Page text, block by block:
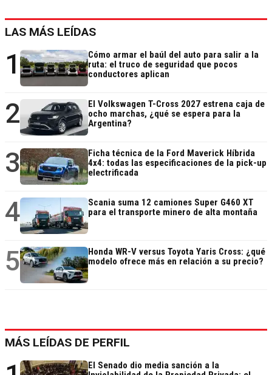
LAS MÁS LEÍDAS
1
Cómo armar el baúl del auto para salir a la
ruta: el truco de seguridad que pocos
conductores aplican
2
El Volkswagen T-Cross 2027 estrena caja de
ocho marchas, ¿qué se espera para la
Argentina?
3
Ficha técnica de la Ford Maverick Híbrida
4x4: todas las especificaciones de la pick-up
electrificada
4
Scania suma 12 camiones Super G460 XT
para el transporte minero de alta montaña
5
Honda WR-V versus Toyota Yaris Cross: ¿qué
modelo ofrece más en relación a su precio?
MÁS LEÍDAS DE PERFIL
El Senado dio media sanción a la